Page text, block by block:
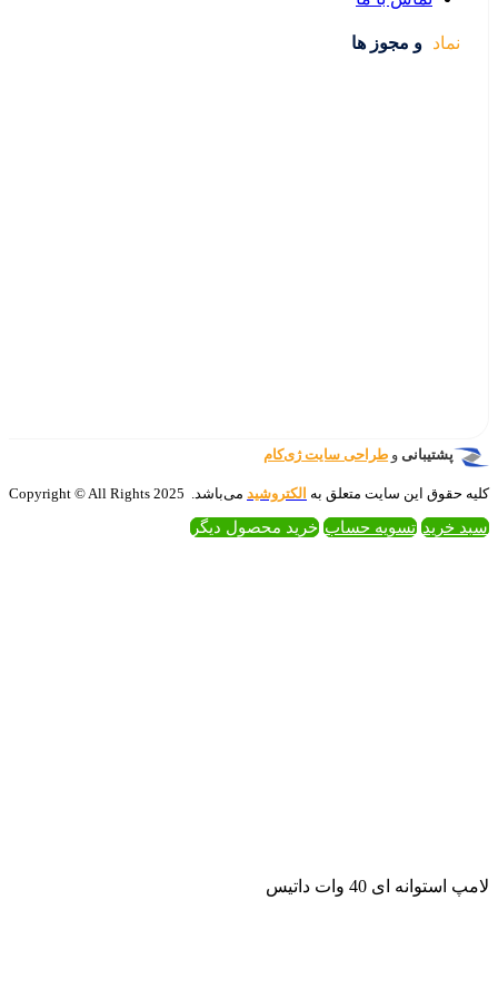
می‌باشد. 2025 Copyright © All Rights
محصول دیگر